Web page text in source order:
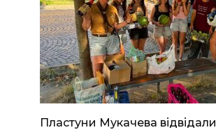
Пластуни Мукачева відвідали